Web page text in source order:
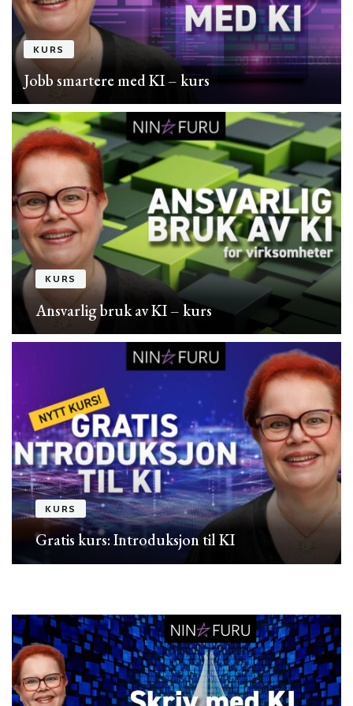
KURS
Jobb smartere med KI – kurs
KURS
Ansvarlig bruk av KI – kurs
KURS
Gratis kurs: Introduksjon til KI